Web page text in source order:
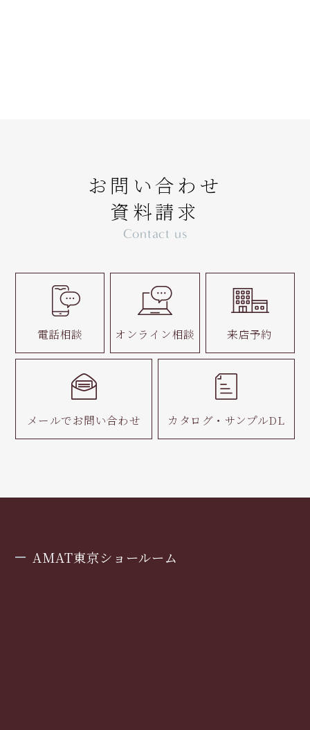
お問い合わせ
資料請求
Contact us
電話相談 オンライン相談 来店予約
メールでお問い合わせ カタログ・ サンプルDL
AMAT東京ショールーム